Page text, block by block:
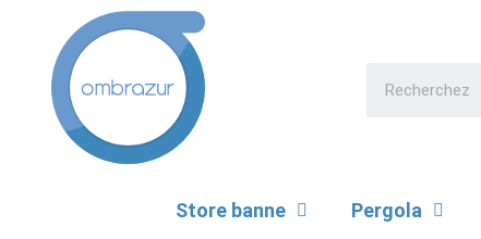
Store banne Pergola